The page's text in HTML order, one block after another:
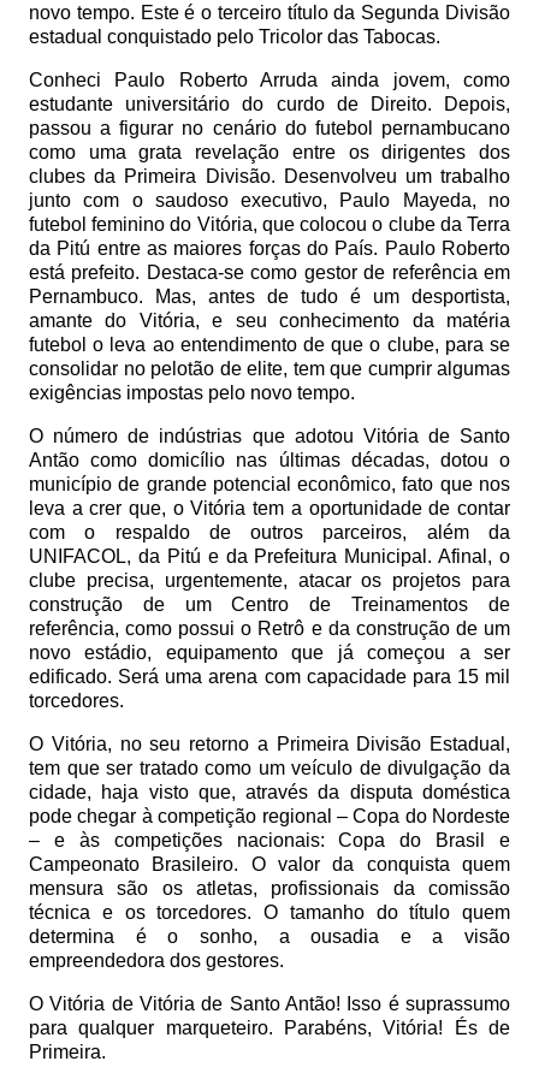
novo tempo. Este é o terceiro título da Segunda Divisão
estadual conquistado pelo Tricolor das Tabocas.
Conheci Paulo Roberto Arruda ainda jovem, como
estudante universitário do curdo de Direito. Depois,
passou a figurar no cenário do futebol pernambucano
como uma grata revelação entre os dirigentes dos
clubes da Primeira Divisão. Desenvolveu um trabalho
junto com o saudoso executivo, Paulo Mayeda, no
futebol feminino do Vitória, que colocou o clube da Terra
da Pitú entre as maiores forças do País. Paulo Roberto
está prefeito. Destaca-se como gestor de referência em
Pernambuco. Mas, antes de tudo é um desportista,
amante do Vitória, e seu conhecimento da matéria
futebol o leva ao entendimento de que o clube, para se
consolidar no pelotão de elite, tem que cumprir algumas
exigências impostas pelo novo tempo.
O número de indústrias que adotou Vitória de Santo
Antão como domicílio nas últimas décadas, dotou o
município de grande potencial econômico, fato que nos
leva a crer que, o Vitória tem a oportunidade de contar
com o respaldo de outros parceiros, além da
UNIFACOL, da Pitú e da Prefeitura Municipal. Afinal, o
clube precisa, urgentemente, atacar os projetos para
construção de um Centro de Treinamentos de
referência, como possui o Retrô e da construção de um
novo estádio, equipamento que já começou a ser
edificado. Será uma arena com capacidade para 15 mil
torcedores.
O Vitória, no seu retorno a Primeira Divisão Estadual,
tem que ser tratado como um veículo de divulgação da
cidade, haja visto que, através da disputa doméstica
pode chegar à competição regional – Copa do Nordeste
– e às competições nacionais: Copa do Brasil e
Campeonato Brasileiro. O valor da conquista quem
mensura são os atletas, profissionais da comissão
técnica e os torcedores. O tamanho do título quem
determina é o sonho, a ousadia e a visão
empreendedora dos gestores.
O Vitória de Vitória de Santo Antão! Isso é suprassumo
para qualquer marqueteiro. Parabéns, Vitória! És de
Primeira.